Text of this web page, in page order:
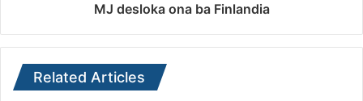
MJ desloka ona ba Finlandia
Related Articles